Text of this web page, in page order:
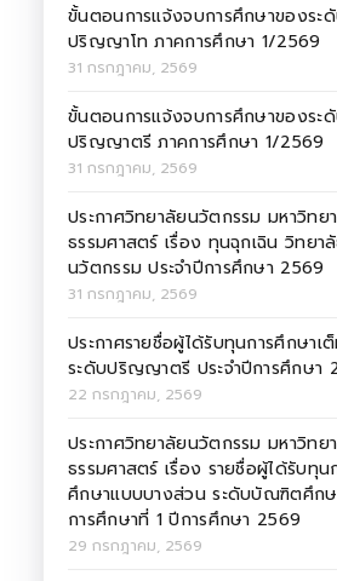
ขั้นตอนการแจ้งจบการศึกษาของระ
ปริญญาโท ภาคการศึกษา 1/2569
31 กรกฎาคม, 2569
ขั้นตอนการแจ้งจบการศึกษาของระ
ปริญญาตรี ภาคการศึกษา 1/2569
31 กรกฎาคม, 2569
ประกาศวิทยาลัยนวัตกรรม มหาวิทย
ธรรมศาสตร์ เรื่อง ทุนฉุกเฉิน วิทยา
นวัตกรรม ประจำปีการศึกษา 2569
31 กรกฎาคม, 2569
ประกาศรายชื่อผู้ได้รับทุนการศึกษาเ
ระดับปริญญาตรี ประจำปีการศึกษา
22 กรกฎาคม, 2569
ประกาศวิทยาลัยนวัตกรรม มหาวิทย
ธรรมศาสตร์ เรื่อง รายชื่อผู้ได้รับทุน
ศึกษาแบบบางส่วน ระดับบัณฑิตศึก
การศึกษาที่ 1 ปีการศึกษา 2569
29 กรกฎาคม, 2569